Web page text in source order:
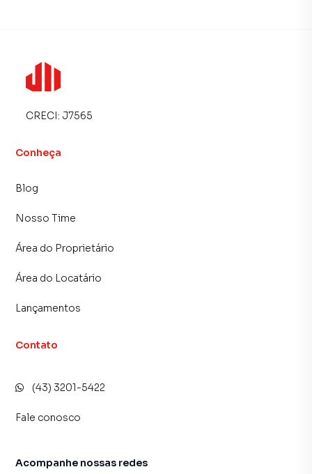
CRECI: J7565
Conheça
Blog
Nosso Time
Área do Proprietário
Área do Locatário
Lançamentos
Contato
(43) 3201-5422
Fale conosco
Acompanhe nossas redes